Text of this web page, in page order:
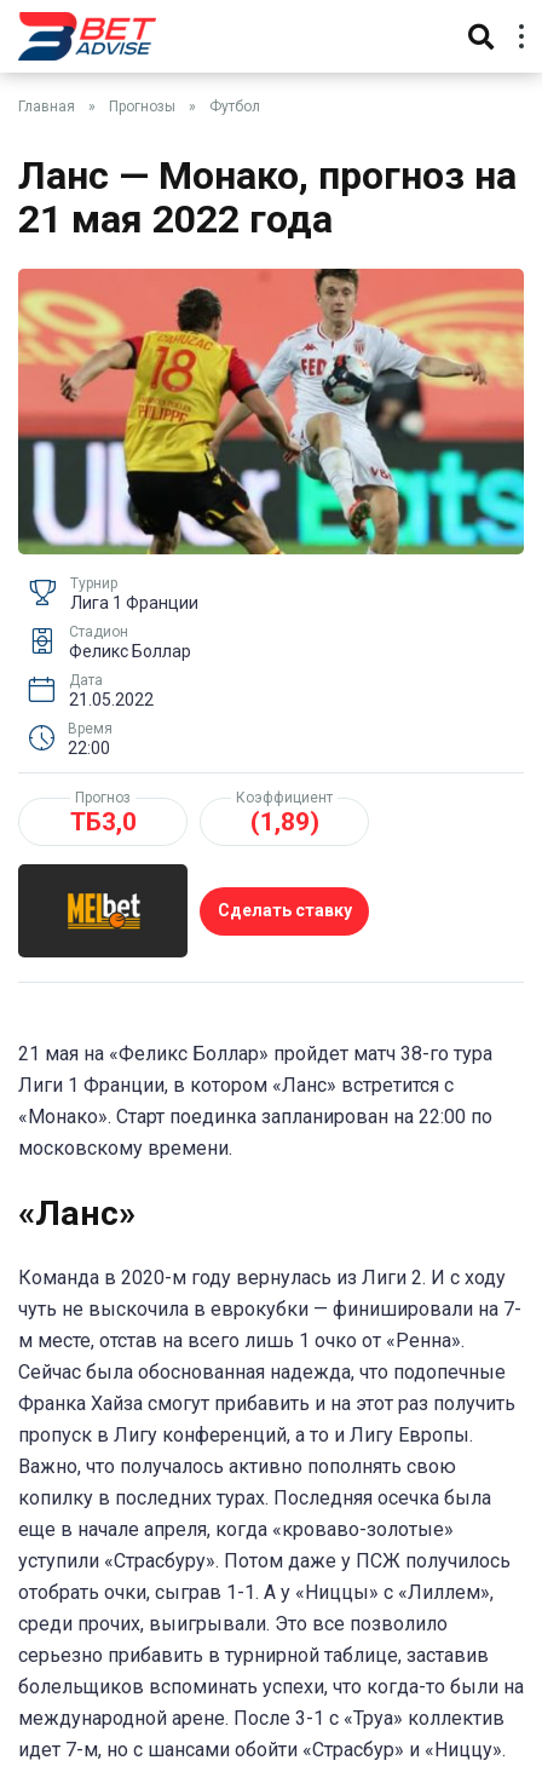
Главная » Прогнозы » Футбол
Ланс — Монако, прогноз на
21 мая 2022 года
Турнир
Лига 1 Франции
Стадион
Феликс Боллар
Дата
21.05.2022
Время
22:00
Прогноз
ТБ3,0
Коэффициент
(1,89)
Сделать ставку
21 мая на «Феликс Боллар» пройдет матч 38-го тура
Лиги 1 Франции, в котором «Ланс» встретится с
«Монако». Старт поединка запланирован на 22:00 по
московскому времени.
«Ланс»
Команда в 2020-м году вернулась из Лиги 2. И с ходу
чуть не выскочила в еврокубки — финишировали на 7-
м месте, отстав на всего лишь 1 очко от «Ренна».
Сейчас была обоснованная надежда, что подопечные
Франка Хайза смогут прибавить и на этот раз получить
пропуск в Лигу конференций, а то и Лигу Европы.
Важно, что получалось активно пополнять свою
копилку в последних турах. Последняя осечка была
еще в начале апреля, когда «кроваво-золотые»
уступили «Страсбуру». Потом даже у ПСЖ получилось
отобрать очки, сыграв 1-1. А у «Ниццы» с «Лиллем»,
среди прочих, выигрывали. Это все позволило
серьезно прибавить в турнирной таблице, заставив
болельщиков вспоминать успехи, что когда-то были на
международной арене. После 3-1 с «Труа» коллектив
идет 7-м, но с шансами обойти «Страсбур» и «Ниццу».